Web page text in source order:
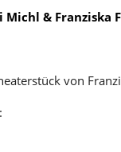
Michl & Franziska
von